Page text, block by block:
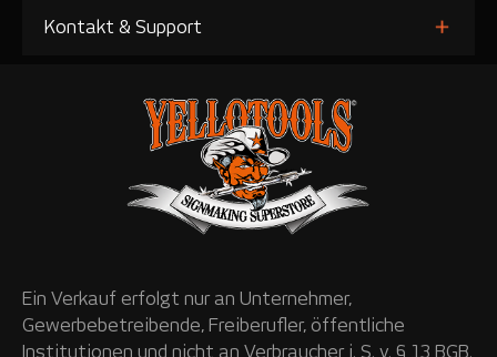
Kontakt & Support
Ein Verkauf erfolgt nur an Unternehmer,
Gewerbebetreibende, Freiberufler, öffentliche
Institutionen und nicht an Verbraucher i. S. v. § 13 BGB.